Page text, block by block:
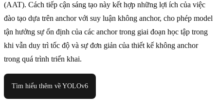
(AAT). Cách tiếp cận sáng tạo này kết hợp những lợi ích của việc
đào tạo dựa trên anchor với suy luận không anchor, cho phép model
tận hưởng sự ổn định của các anchor trong giai đoạn học tập trong
khi vẫn duy trì tốc độ và sự đơn giản của thiết kế không anchor
trong quá trình triển khai.
Tìm hiểu thêm về YOLOv6